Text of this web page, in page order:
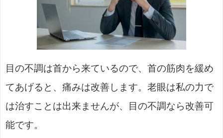
目の不調は首から来ているので、首の筋肉を緩め
てあげると、痛みは改善します。老眼は私の力で
は治すことは出来ませんが、目の不調なら改善可
能です。